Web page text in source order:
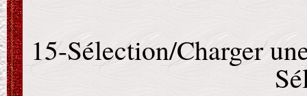
15-Sélection/Charger